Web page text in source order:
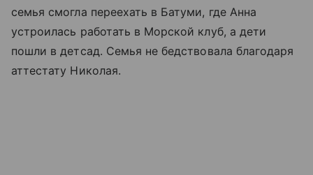
семья смогла переехать в Батуми, где Анна
устроилась работать в Морской клуб, а дети
пошли в детсад. Семья не бедствовала благодаря
аттестату Николая.